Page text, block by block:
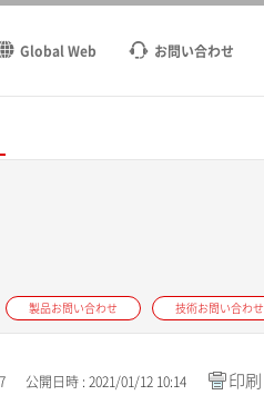
Global Web お問い合わせ
製品お問い合わせ 技術お問い合わせ
公開日時 : 2021/01/12 10:14 印刷